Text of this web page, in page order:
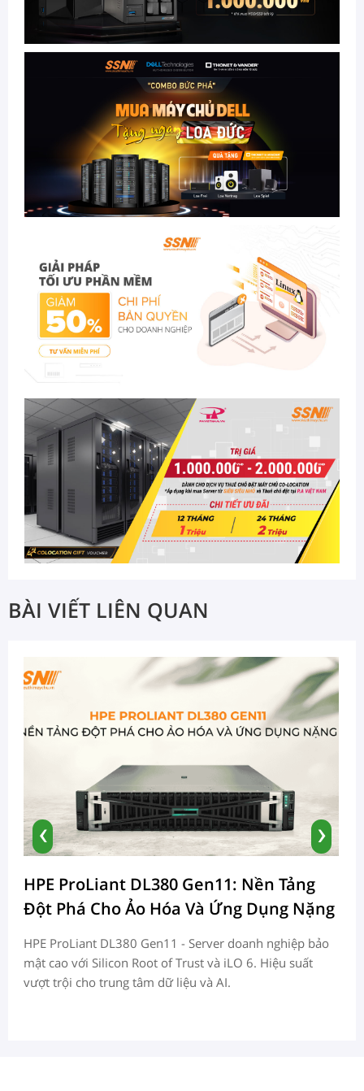
BÀI VIẾT LIÊN QUAN
HPE ProLiant DL380 Gen11: Nền Tảng
Đột Phá Cho Ảo Hóa Và Ứng Dụng Nặng
HPE ProLiant DL380 Gen11 - Server doanh nghiệp bảo
mật cao với Silicon Root of Trust và iLO 6. Hiệu suất
vượt trội cho trung tâm dữ liệu và AI.
‹ ›